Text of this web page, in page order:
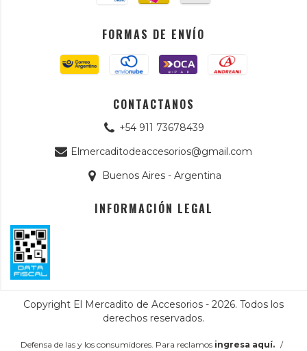
FORMAS DE ENVÍO
CONTACTANOS
+54 911 73678439
Elmercaditodeaccesorios@gmail.com
Buenos Aires - Argentina
INFORMACIÓN LEGAL
Copyright El Mercadito de Accesorios - 2026. Todos los
derechos reservados.
Defensa de las y los consumidores. Para reclamos ingresa aquí. /